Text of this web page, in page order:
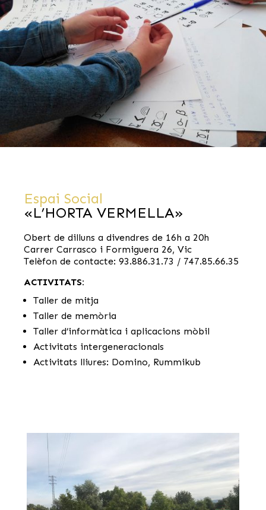
Espai Social
«L’HORTA VERMELLA»
Obert de dilluns a divendres de 16h a 20h
Carrer Carrasco i Formiguera 26, Vic
Telèfon de contacte: 93.886.31.73 / 747.85.66.35
ACTIVITATS:
Taller de mitja
Taller de memòria
Taller d’informàtica i aplicacions mòbil
Activitats intergeneracionals
Activitats lliures: Domino, Rummikub